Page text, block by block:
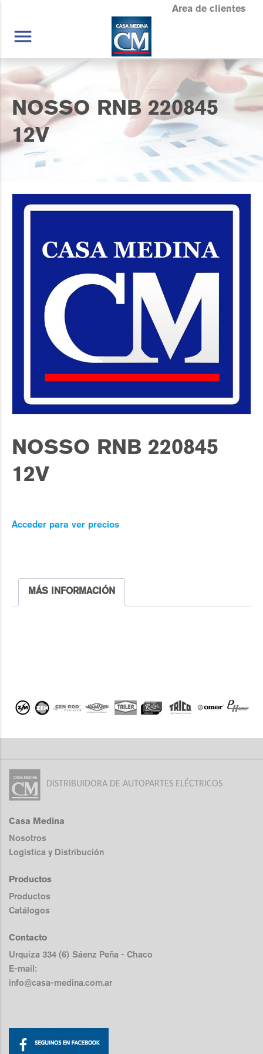
Area de clientes
menu
NOSSO RNB 220845
12V
NOSSO RNB 220845
12V
Acceder para ver precios
MÁS INFORMACIÓN
DISTRIBUIDORA DE AUTOPARTES ELÉCTRICOS
Casa Medina
Nosotros
Logistica y Distribución
Productos
Productos
Catálogos
Contacto
Urquiza 334 (6) Sáenz Peña - Chaco
E-mail:
info@casa-medina.com.ar